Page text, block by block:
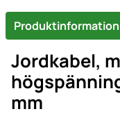
Produktinformation
Jordkabel,
mm